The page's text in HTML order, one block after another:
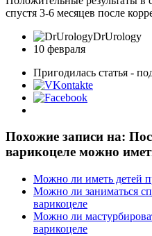
спустя 3-6 месяцев после
DrUrology
10 февраля
Пригодилась статья -
Похожие записи на:
варикоцеле можно
Можно ли иметь детей
Можно ли заниматься
варикоцеле
Можно ли
варикоцеле